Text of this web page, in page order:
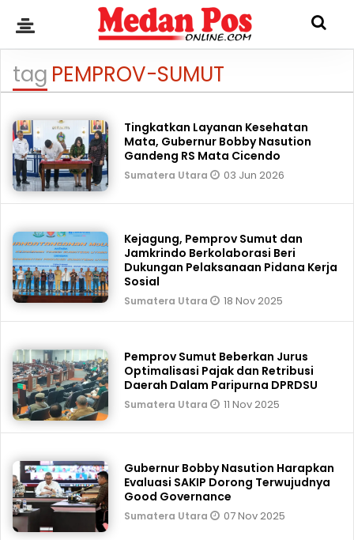
tag PEMPROV-SUMUT
Tingkatkan Layanan Kesehatan
Mata, Gubernur Bobby Nasution
Gandeng RS Mata Cicendo
Sumatera Utara 03 Jun 2026
Kejagung, Pemprov Sumut dan
Jamkrindo Berkolaborasi Beri
Dukungan Pelaksanaan Pidana Kerja
Sosial
Sumatera Utara 18 Nov 2025
Pemprov Sumut Beberkan Jurus
Optimalisasi Pajak dan Retribusi
Daerah Dalam Paripurna DPRDSU
Sumatera Utara 11 Nov 2025
Gubernur Bobby Nasution Harapkan
Evaluasi SAKIP Dorong Terwujudnya
Good Governance
Sumatera Utara 07 Nov 2025